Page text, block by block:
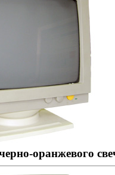
оранжевого